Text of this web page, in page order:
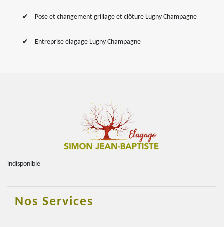
Pose et changement grillage et clôture Lugny Champagne
Entreprise élagage Lugny Champagne
indisponible
Nos Services